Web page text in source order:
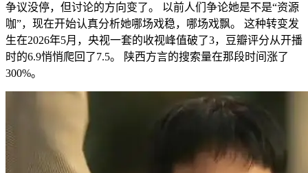
争议没停，但讨论的方向变了。 以前人们争论她是不是“资源
咖”，现在开始认真分析她哪场戏稳，哪场戏飘。 这种转变发
生在2026年5月，央视一套的收视峰值破了3，豆瓣评分从开播
时的6.9悄悄爬回了7.5。 陕西方言的搜索量在那段时间涨了
300%。